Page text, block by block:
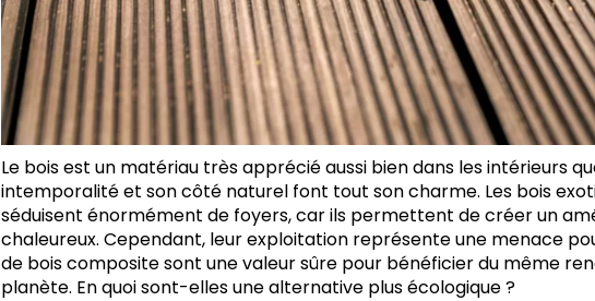
Le bois est un matériau très apprécié aussi bien dans les intérieurs
intemporalité et son côté naturel font tout son charme. Les bois
séduisent énormément de foyers, car ils permettent de créer un
chaleureux. Cependant, leur exploitation représente une menace
de bois composite sont une valeur sûre pour bénéficier du même
planète. En quoi sont-elles une alternative plus écologique ?